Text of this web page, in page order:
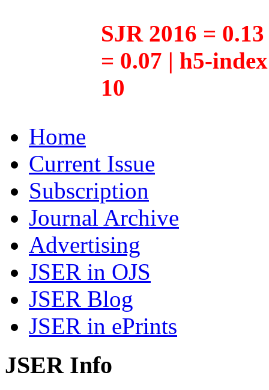
SJR 2016 =
= 0.07 | h5-
10
Home
Current Issue
Subscription
Journal Archive
Advertising
JSER in OJS
JSER Blog
JSER in ePrints
JSER Info